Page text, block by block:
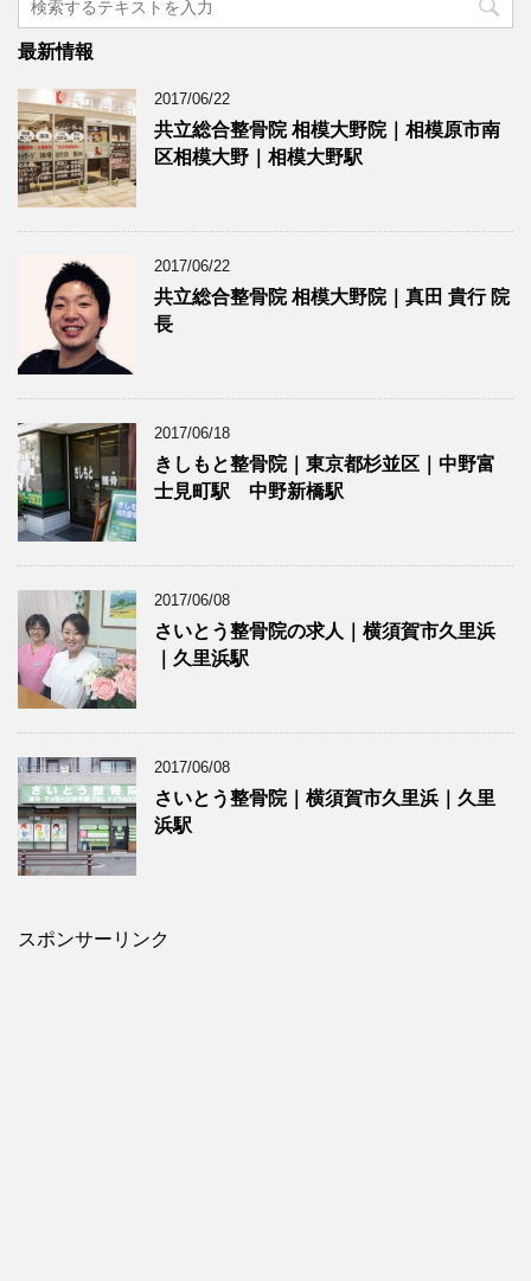
最新情報
2017/06/22
共立総合整骨院 相模大野院｜相模原市南
区相模大野｜相模大野駅
2017/06/22
共立総合整骨院 相模大野院｜真田 貴行 院
長
2017/06/18
きしもと整骨院｜東京都杉並区｜中野富
士見町駅 中野新橋駅
2017/06/08
さいとう整骨院の求人｜横須賀市久里浜
｜久里浜駅
2017/06/08
さいとう整骨院｜横須賀市久里浜｜久里
浜駅
スポンサーリンク